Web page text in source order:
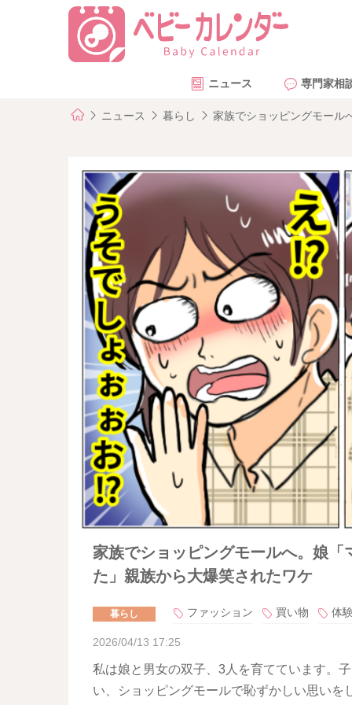
ニュース 専門家相
ニュース 暮らし 家族でショッピングモール
家族でショッピングモールへ。娘
た」親族から大爆笑されたワケ
暮らし ファッション 買い物 体
2026/04/13 17:25
私は娘と男女の双子、3人を育てています。
い、ショッピングモールで恥ずかしい思いを